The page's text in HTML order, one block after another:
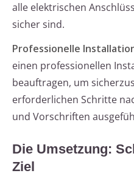
alle elektrischen
sicher sind.
Professionelle
einen professionellen
beauftragen, um
erforderlichen Schritte
und Vorschriften
Die Umsetzung:
Ziel